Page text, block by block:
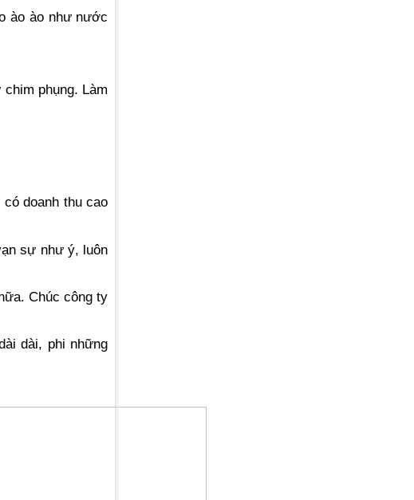
ào ào như nước
phụng. Làm
doanh thu cao
sự như ý, luôn
Chúc công ty
dài, phi những